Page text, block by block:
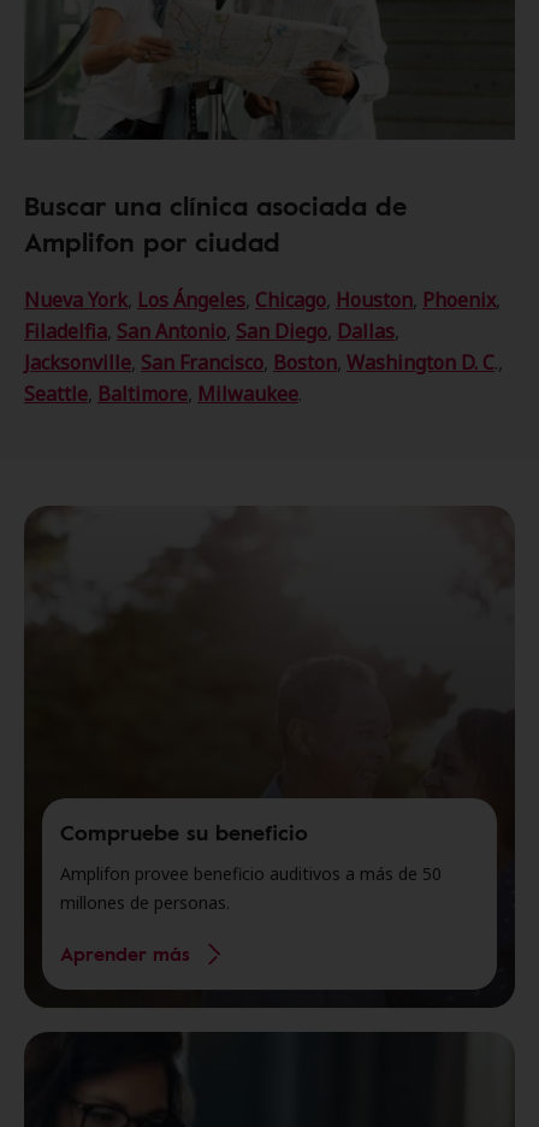
Buscar una clínica asociada de
Amplifon por ciudad
Nueva York, Los Ángeles, Chicago, Houston, Phoenix,
Filadelfia, San Antonio, San Diego, Dallas,
Jacksonville, San Francisco, Boston, Washington D. C.,
Seattle, Baltimore, Milwaukee.
Compruebe su beneficio
Amplifon provee beneficio auditivos a más de 50
millones de personas.
Aprender más